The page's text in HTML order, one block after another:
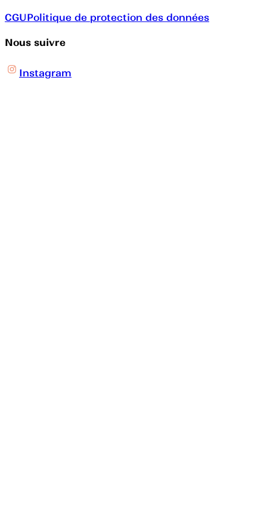
CGUPolitique de protection des données
Nous suivre
Instagram